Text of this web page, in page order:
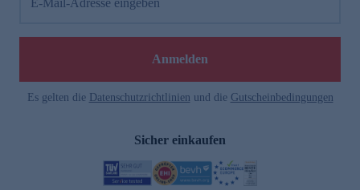
E-Mail-Adresse eingeben
Anmelden
Es gelten die Datenschutzrichtlinien und die Gutscheinbedingungen
Sicher einkaufen